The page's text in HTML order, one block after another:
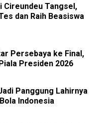
Cireundeu Tangsel,
dan Raih Beasiswa
Persebaya ke Final,
Presiden 2026
Panggung Lahirnya
Indonesia